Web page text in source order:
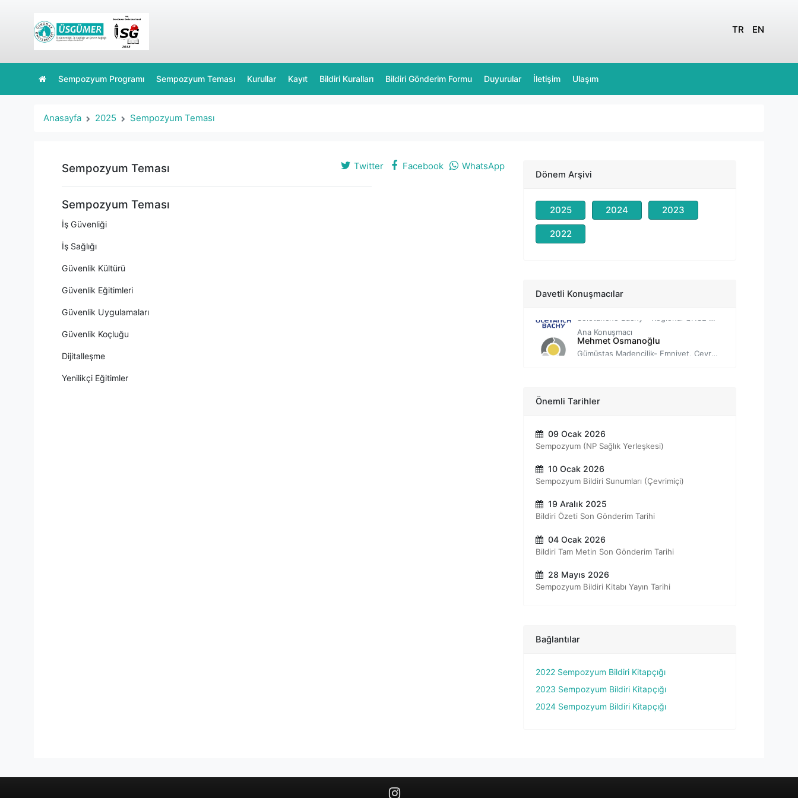
TR EN
Sempozyum Programı Sempozyum Teması Kurullar Kayıt Bildiri Kuralları Bildiri Gönderim Formu Duyurular İletişim Ulaşım
Anasayfa 2025 Sempozyum Teması
Sempozyum Teması Twitter Facebook WhatsApp
Sempozyum Teması
İş Güvenliği
İş Sağlığı
Güvenlik Kültürü
Güvenlik Eğitimleri
Güvenlik Uygulamaları
Güvenlik Koçluğu
Dijitalleşme
Yenilikçi Eğitimler
Dönem Arşivi
2025 2024 2023
2022
Davetli Konuşmacılar
Meksut Alev
Ana Konuşmacı
Mehmet Osmanoğlu
Ana Konuşmacı
Osman Tüzer
Yasin Öztürk
Başmühendis
Önemli Tarihler
09 Ocak 2026
Sempozyum (NP Sağlık Yerleşkesi)
10 Ocak 2026
Sempozyum Bildiri Sunumları (Çevrimiçi)
19 Aralık 2025
Bildiri Özeti Son Gönderim Tarihi
04 Ocak 2026
Bildiri Tam Metin Son Gönderim Tarihi
28 Mayıs 2026
Sempozyum Bildiri Kitabı Yayın Tarihi
Bağlantılar
2022 Sempozyum Bildiri Kitapçığı
2023 Sempozyum Bildiri Kitapçığı
2024 Sempozyum Bildiri Kitapçığı